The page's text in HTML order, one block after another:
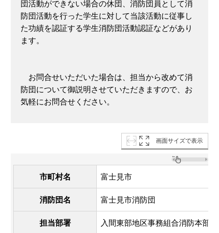
団活動ができない場合の休団、消防団員として消
防団活動を行った学生に対して当該活動に従事し
た功績を認証する学生消防団活動認証などがあり
ます。
お問合せいただいた場合は、担当から改めて消
防団について御説明させていただきますので、お
気軽にお問合せください。
画面サイズで表示
市町村名 富士見市
消防団名 富士見市消防団
担当部署 入間東部地区事務組合消防本部